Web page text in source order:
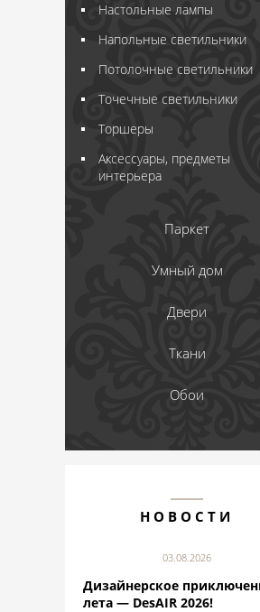
Настольные лампы
Напольные светильники
Потолочные светильники
Точечные светильники
Торшеры
Аксессуары, предметы
интерьера
Паркет
Умный дом
Двери
Ткани
Обои
НОВОСТИ
03.08.2026
Дизайнерское
лета — DesAIR 2026!